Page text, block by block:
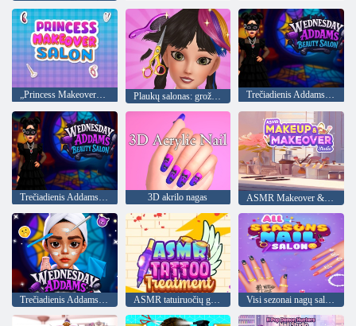
„Princess Makeover“ salonas Plaukų salonas: grožio salonas Trečiadienis Addamso grožio salonas
Trečiadienis Addamso grožio salonas 3D akrilo nagas ASMR Makeover & Makeup Studio
Trečiadienis Addamso grožio salonas ASMR tatuiruočių gydymas Visi sezonai nagų salonas